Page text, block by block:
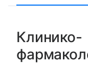
Клинико-